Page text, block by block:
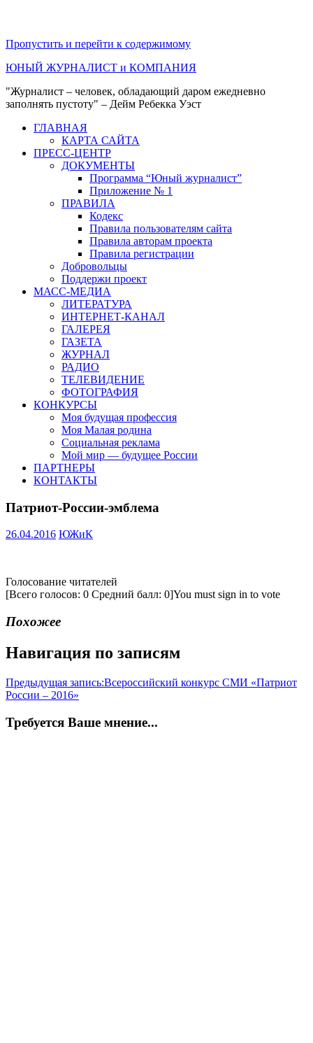
Пропустить и перейти к содержимому
ЮНЫЙ ЖУРНАЛИСТ и КОМПАНИЯ
"Журналист – человек, обладающий даром ежедневно
заполнять пустоту" – Дейм Ребекка Уэст
ГЛАВНАЯ
КАРТА САЙТА
ПРЕСС-ЦЕНТР
ДОКУМЕНТЫ
Программа “Юный журналист”
Приложение № 1
ПРАВИЛА
Кодекс
Правила пользователям сайта
Правила авторам проекта
Правила регистрации
Добровольцы
Поддержи проект
МАСС-МЕДИА
ЛИТЕРАТУРА
ИНТЕРНЕТ-КАНАЛ
ГАЛЕРЕЯ
ГАЗЕТА
ЖУРНАЛ
РАДИО
ТЕЛЕВИДЕНИЕ
ФОТОГРАФИЯ
КОНКУРСЫ
Моя будущая профессия
Моя Малая родина
Социальная реклама
Мой мир — будущее России
ПАРТНЕРЫ
КОНТАКТЫ
Патриот-России-эмблема
26.04.2016 ЮЖиК
Голосование читателей
[Всего голосов: 0 Средний балл: 0]You must sign in to vote
Похожее
Навигация по записям
Предыдущая запись:Всероссийский конкурс СМИ «Патриот
России – 2016»
Требуется Ваше мнение...